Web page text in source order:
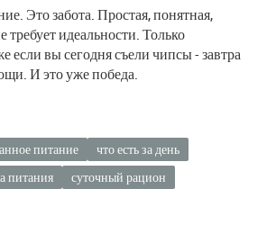
Это забота. Простая, понятная,
требует идеальности. Только
если вы сегодня съели чипсы - завтра
И это уже победа.
питание
что есть за день
питания суточный рацион